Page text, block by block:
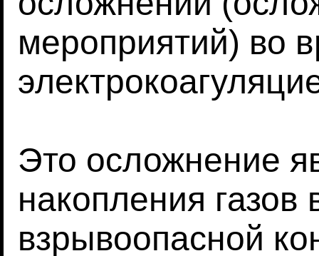
мероприятий) во
Это осложнение
накопления газов
взрывоопасной